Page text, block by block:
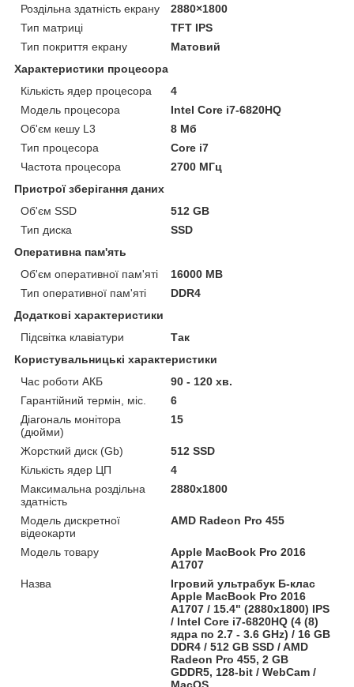
Роздільна здатність екрану
2880×1800
Тип матриці
TFT IPS
Тип покриття екрану
Матовий
Характеристики процесора
Кількість ядер процесора
4
Модель процесора
Intel Core i7-6820HQ
Об'єм кешу L3
8 Мб
Тип процесора
Core i7
Частота процесора
2700 МГц
Пристрої зберігання даних
Об'єм SSD
512 GB
Тип диска
SSD
Оперативна пам'ять
Об'єм оперативної пам'яті
16000 MB
Тип оперативної пам'яті
DDR4
Додаткові характеристики
Підсвітка клавіатури
Так
Користувальницькі характеристики
Час роботи АКБ
90 - 120 хв.
Гарантійний термін, міс.
6
Діагональ монітора
(дюйми)
15
Жорсткий диск (Gb)
512 SSD
Кількість ядер ЦП
4
Максимальна роздільна
здатність
2880x1800
Модель дискретної
відеокарти
AMD Radeon Pro 455
Модель товару
Apple MacBook Pro 2016
A1707
Назва
Ігровий ультрабук Б-клас
Apple MacBook Pro 2016
A1707 / 15.4" (2880x1800) IPS
/ Intel Core i7-6820HQ (4 (8)
ядра по 2.7 - 3.6 GHz) / 16 GB
DDR4 / 512 GB SSD / AMD
Radeon Pro 455, 2 GB
GDDR5, 128-bit / WebCam /
MacOS